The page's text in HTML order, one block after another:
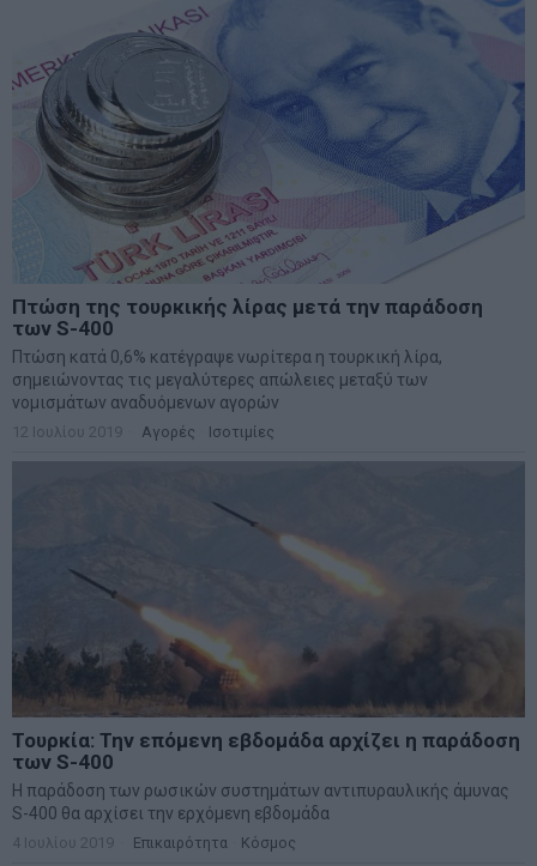
Πτώση της τουρκικής λίρας μετά την παράδοση
των S-400
Πτώση κατά 0,6% κατέγραψε νωρίτερα η τουρκική λίρα,
σημειώνοντας τις μεγαλύτερες απώλειες μεταξύ των
νομισμάτων αναδυόμενων αγορών
12 Ιουλίου 2019 Αγορές Ισοτιμίες
Τουρκία: Την επόμενη εβδομάδα αρχίζει η παράδοση
των S-400
Η παράδοση των ρωσικών συστημάτων αντιπυραυλικής άμυνας
S-400 θα αρχίσει την ερχόμενη εβδομάδα
4 Ιουλίου 2019 Επικαιρότητα Κόσμος